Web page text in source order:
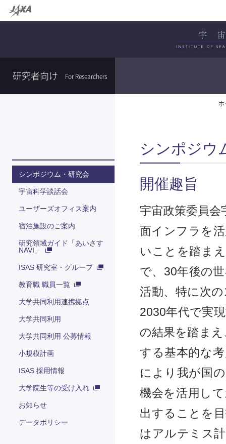
研究者向け For Researchers
シンポジウ
開催趣旨
宇宙政策委員
面インフラを
いことを踏ま
で、30年後の
活動、特に次
2030年代で実
の結果を踏ま
する基本的な
により我が国
機会を活用し
出することを
はアルテミス
シンポジウム・研究会
宇宙科学談話会
ユーザーズオフィス案内
宿泊施設のご案内
研究領域ガイド「あいさす
NAVI」
ISAS 研究室・グループ
教育職 職員一覧
大学共同利用連携拠点
大学共同利用
大学共同利用 公募情報
小規模計画
ISAS 採用情報
大学院生等の受け入れ
お知らせ
データポリシー